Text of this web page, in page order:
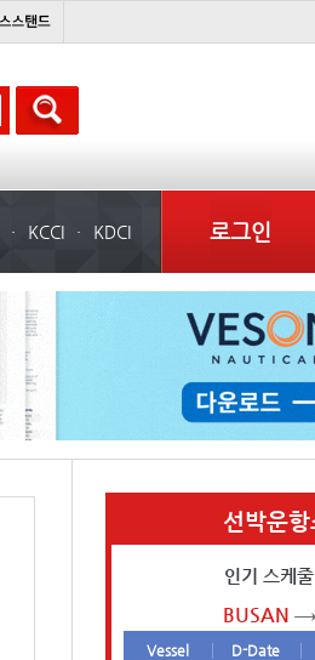
KCCI KDCI 로그인
선박운
인기 스케줄
BUSAN
Vessel D-Date